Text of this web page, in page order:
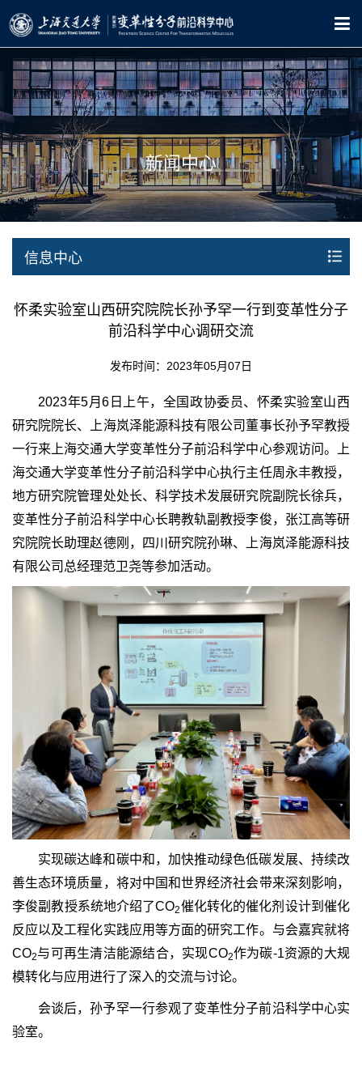
新闻中心
信息中心
怀柔实验室山西研究院院长孙予罕一行到变革性分子
前沿科学中心调研交流
发布时间：2023年05月07日
2023年5月6日上午，全国政协委员、怀柔实验室山西
研究院院长、上海岚泽能源科技有限公司董事长孙予罕教授
一行来上海交通大学变革性分子前沿科学中心参观访问。上
海交通大学变革性分子前沿科学中心执行主任周永丰教授，
地方研究院管理处处长、科学技术发展研究院副院长徐兵，
变革性分子前沿科学中心长聘教轨副教授李俊，张江高等研
究院院长助理赵德刚，四川研究院孙琳、上海岚泽能源科技
有限公司总经理范卫尧等参加活动。
实现碳达峰和碳中和，加快推动绿色低碳发展、持续改
善生态环境质量，将对中国和世界经济社会带来深刻影响，
李俊副教授系统地介绍了CO2催化转化的催化剂设计到催化
反应以及工程化实践应用等方面的研究工作。与会嘉宾就将
CO2与可再生清洁能源结合，实现CO2作为碳-1资源的大规
模转化与应用进行了深入的交流与讨论。
会谈后，孙予罕一行参观了变革性分子前沿科学中心实
验室。